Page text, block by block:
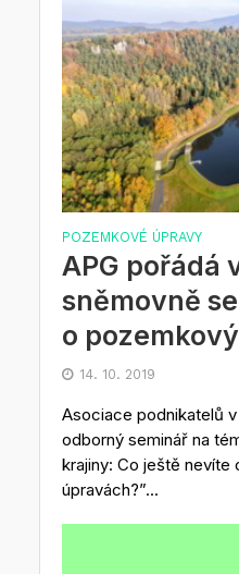
POZEMKOVÉ ÚPRAVY
APG pořádá
sněmovně
o
14. 10. 2019
Asociace podnikatelů
odborný seminář na
krajiny: Co ještě nevíte
úpravách?”...